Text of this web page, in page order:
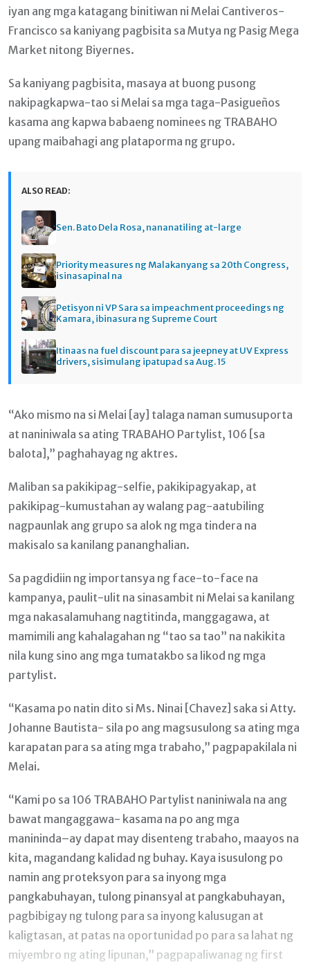
iyan ang mga katagang binitiwan ni Melai Cantiveros-
Francisco sa kaniyang pagbisita sa Mutya ng Pasig Mega
Market nitong Biyernes.
Sa kaniyang pagbisita, masaya at buong pusong
nakipagkapwa-tao si Melai sa mga taga-Pasigueños
kasama ang kapwa babaeng nominees ng TRABAHO
upang maibahagi ang plataporma ng grupo.
ALSO READ:
Sen. Bato Dela Rosa, nananatiling at-large
Priority measures ng Malakanyang sa 20th Congress,
isinasapinal na
Petisyon ni VP Sara sa impeachment proceedings ng
Kamara, ibinasura ng Supreme Court
Itinaas na fuel discount para sa jeepney at UV Express
drivers, sisimulang ipatupad sa Aug. 15
“Ako mismo na si Melai [ay] talaga naman sumusuporta
at naniniwala sa ating TRABAHO Partylist, 106 [sa
balota],” paghahayag ng aktres.
Maliban sa pakikipag-selfie, pakikipagyakap, at
pakikipag-kumustahan ay walang pag-aatubiling
nagpaunlak ang grupo sa alok ng mga tindera na
makisalo sa kanilang pananghalian.
Sa pagdidiin ng importansya ng face-to-face na
kampanya, paulit-ulit na sinasambit ni Melai sa kanilang
mga nakasalamuhang nagtitinda, manggagawa, at
mamimili ang kahalagahan ng “tao sa tao” na nakikita
nila kung sino ang mga tumatakbo sa likod ng mga
partylist.
“Kasama po natin dito si Ms. Ninai [Chavez] saka si Atty.
Johanne Bautista- sila po ang magsusulong sa ating mga
karapatan para sa ating mga trabaho,” pagpapakilala ni
Melai.
“Kami po sa 106 TRABAHO Partylist naniniwala na ang
bawat mangaggawa- kasama na po ang mga
manininda–ay dapat may disenteng trabaho, maayos na
kita, magandang kalidad ng buhay. Kaya isusulong po
namin ang proteksyon para sa inyong mga
pangkabuhayan, tulong pinansyal at pangkabuhayan,
pagbibigay ng tulong para sa inyong kalusugan at
kaligtasan, at patas na oportunidad po para sa lahat ng
miyembro ng ating lipunan,” pagpapaliwanag ng first